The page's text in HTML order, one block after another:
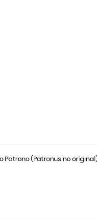
Patrono (Patronus no